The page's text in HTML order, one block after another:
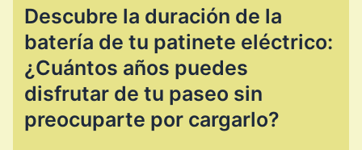
Descubre la duración de la
batería de tu patinete eléctrico:
¿Cuántos años puedes
disfrutar de tu paseo sin
preocuparte por cargarlo?